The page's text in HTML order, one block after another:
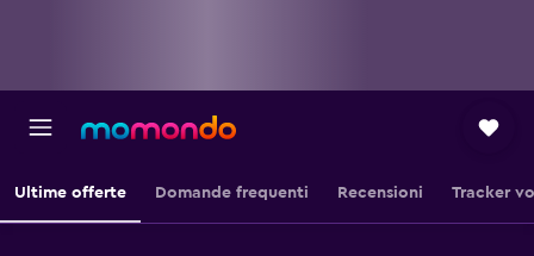
Ultime offerte Domande frequenti Recensioni Tracker